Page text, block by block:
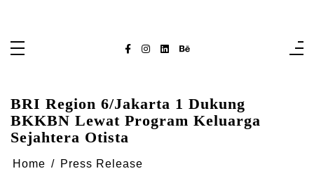
BRI Region 6/Jakarta 1 Dukung
BKKBN Lewat Program Keluarga
Sejahtera Otista
Home Press Release